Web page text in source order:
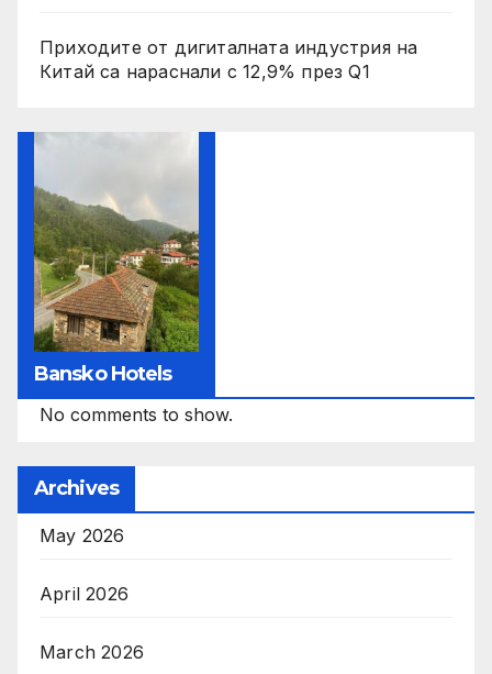
Приходите от дигиталната индустрия на
Китай са нараснали с 12,9% през Q1
Bansko Hotels
No comments to show.
Archives
May 2026
April 2026
March 2026